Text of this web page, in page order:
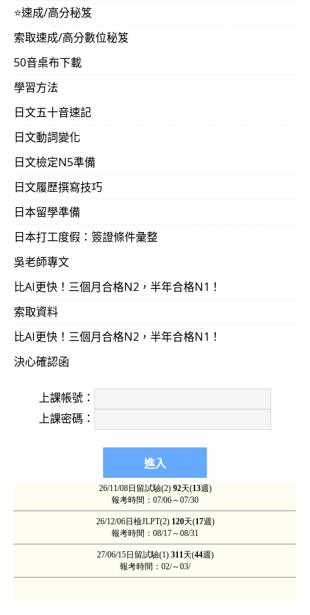
⭐️速成/高分秘笈
索取速成/高分數位秘笈
50音桌布下載
學習方法
日文五十音速記
日文動詞變化
日文檢定N5準備
日文履歷撰寫技巧
日本留學準備
日本打工度假：簽證條件彙整
吳老師專文
比AI更快！三個月合格N2，半年合格N1！
索取資料
比AI更快！三個月合格N2，半年合格N1！
決心確認函
上課帳號：
上課密碼：